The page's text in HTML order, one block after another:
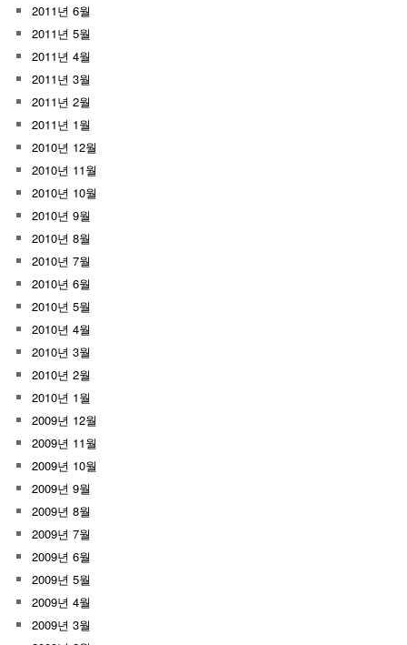
2011년 6월
2011년 5월
2011년 4월
2011년 3월
2011년 2월
2011년 1월
2010년 12월
2010년 11월
2010년 10월
2010년 9월
2010년 8월
2010년 7월
2010년 6월
2010년 5월
2010년 4월
2010년 3월
2010년 2월
2010년 1월
2009년 12월
2009년 11월
2009년 10월
2009년 9월
2009년 8월
2009년 7월
2009년 6월
2009년 5월
2009년 4월
2009년 3월